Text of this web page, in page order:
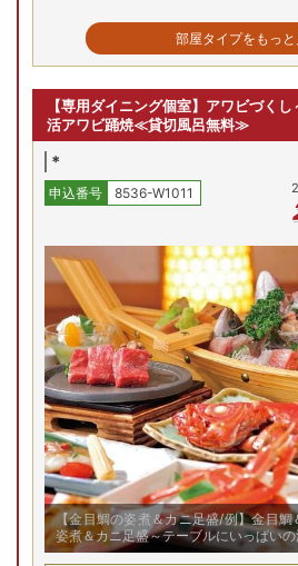
露天風呂付客室【洋室15畳】≪禁煙
洋室
Previous
残り1室
38,500
部屋タイプをもっと
【専用ダイニング個室】アワビづく
活アワビ踊焼≪貸切風呂無料≫
*
申込番号 8536-W1011 2
【金目鯛の姿煮＆カニ足盛/例】金目
姿煮＆カニ足盛～テーブルにいっぱい
さい！